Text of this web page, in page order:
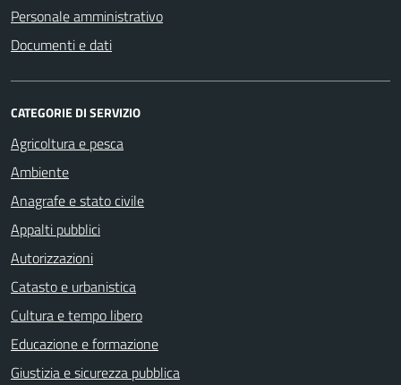
Personale amministrativo
Documenti e dati
CATEGORIE DI SERVIZIO
Agricoltura e pesca
Ambiente
Anagrafe e stato civile
Appalti pubblici
Autorizzazioni
Catasto e urbanistica
Cultura e tempo libero
Educazione e formazione
Giustizia e sicurezza pubblica